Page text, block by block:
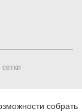
собрать